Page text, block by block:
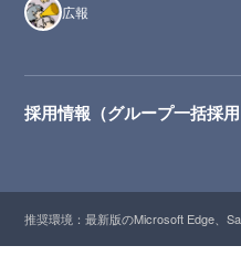
広報
採用情報（グループ一括採用
推奨環境：最新版のMicrosoft Edge、